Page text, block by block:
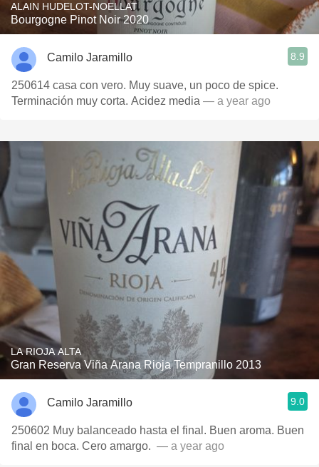
ALAIN HUDELOT-NOELLAT
Bourgogne Pinot Noir 2020
Camilo Jaramillo 8.9
250614 casa con vero. Muy suave, un poco de spice.
Terminación muy corta. Acidez media — a year ago
LA RIOJA ALTA
Gran Reserva Viña Arana Rioja Tempranillo 2013
Camilo Jaramillo 9.0
250602 Muy balanceado hasta el final. Buen aroma. Buen
final en boca. Cero amargo. — a year ago